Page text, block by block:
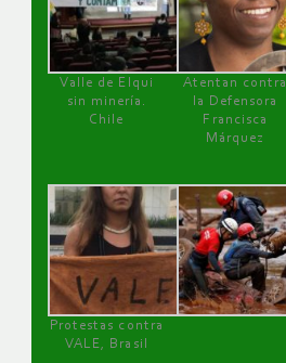
Valle de Elqui
sin minería.
Chile
Atentan contra
la Defensora
Francisca
Márquez
Protestas contra
VALE, Brasil